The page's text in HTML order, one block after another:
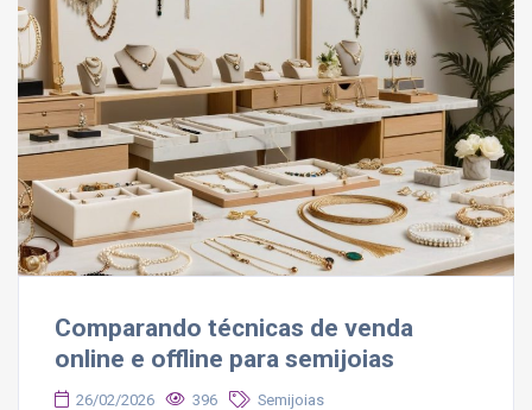
Comparando técnicas de venda
online e offline para semijoias
26/02/2026 396 Semijoias